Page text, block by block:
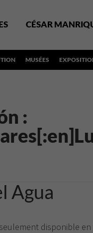
CÉSAR
MUSÉES
:
Agua
disponible en